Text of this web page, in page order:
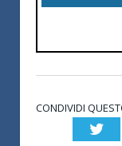
CONDIVIDI